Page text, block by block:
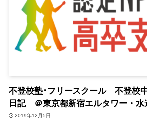
不登校塾･フリースクール 不登校
日記 ＠東京都新宿エルタワー・
2019年12月5日